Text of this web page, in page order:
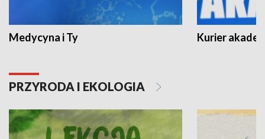
Medycyna i Ty Kurier
PRZYRODA I EKOLOGIA